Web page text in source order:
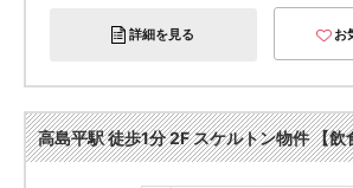
詳細を見る お
高島平駅 徒歩1分 2F スケルトン物件 【